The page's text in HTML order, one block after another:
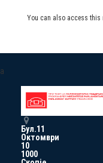
You can also access this
a
Бул.11
Октомври
10
1000